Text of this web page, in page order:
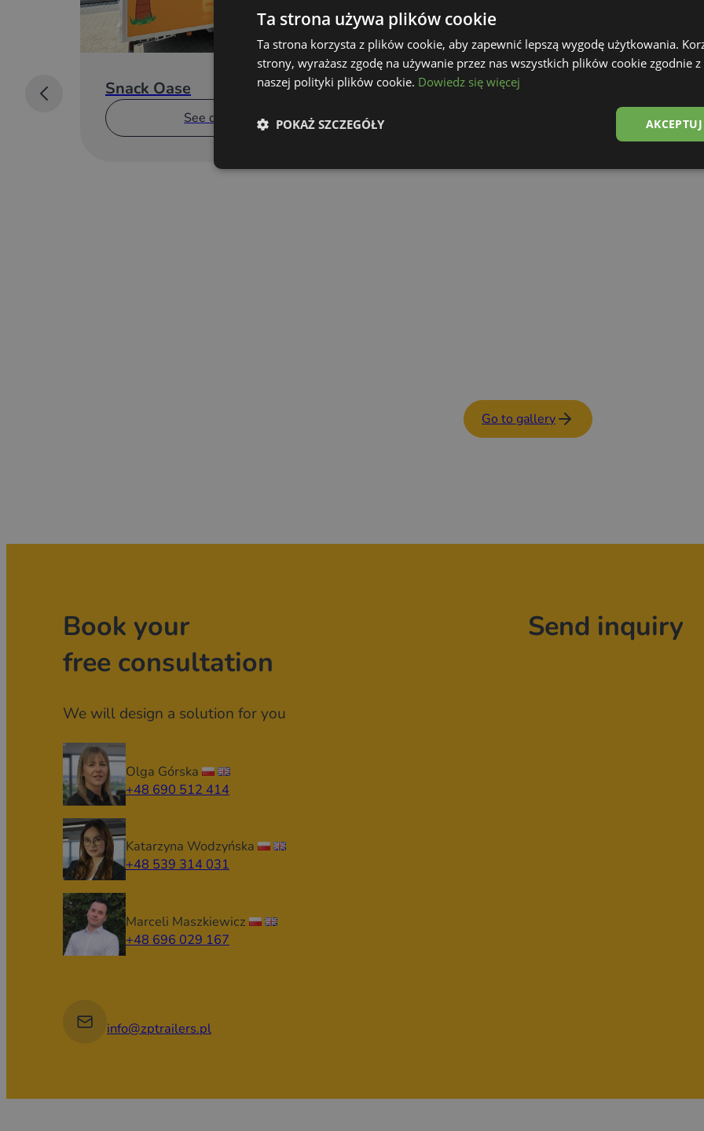
Snack Oase
See details
Food Trailer
Go to gallery
Book your
free consultation
We will design a solution for you
Olga Górska
+48 690 512 414
Katarzyna Wodzyńska
+48 539 314 031
Marceli Maszkiewicz
+48 696 029 167
info@zptrailers.pl
Send inquiry
Ta strona używa plików cookie
Ta strona korzysta z plików cookie, aby zapewnić lepszą wygodę użytkowania.
strony, wyrażasz zgodę na używanie przez nas wszystkich plików cookie zgodnie
naszej polityki plików cookie. Dowiedz się więcej
POKAŻ SZCZEGÓŁY